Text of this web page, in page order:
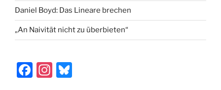
Daniel Boyd: Das Lineare brechen
„An Naivität nicht zu überbieten“
F
In